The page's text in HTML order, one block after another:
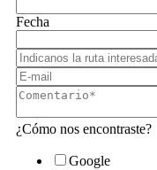
Fecha
¿Cómo nos encontraste?
Google